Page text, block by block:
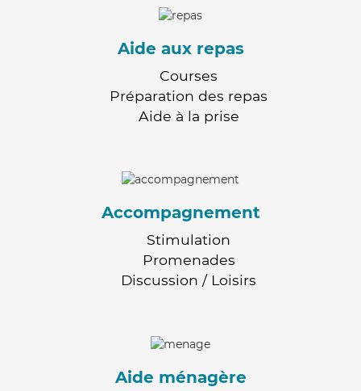
Aide aux repas
Courses
Préparation des repas
Aide à la prise
Accompagnement
Stimulation
Promenades
Discussion / Loisirs
Aide ménagère